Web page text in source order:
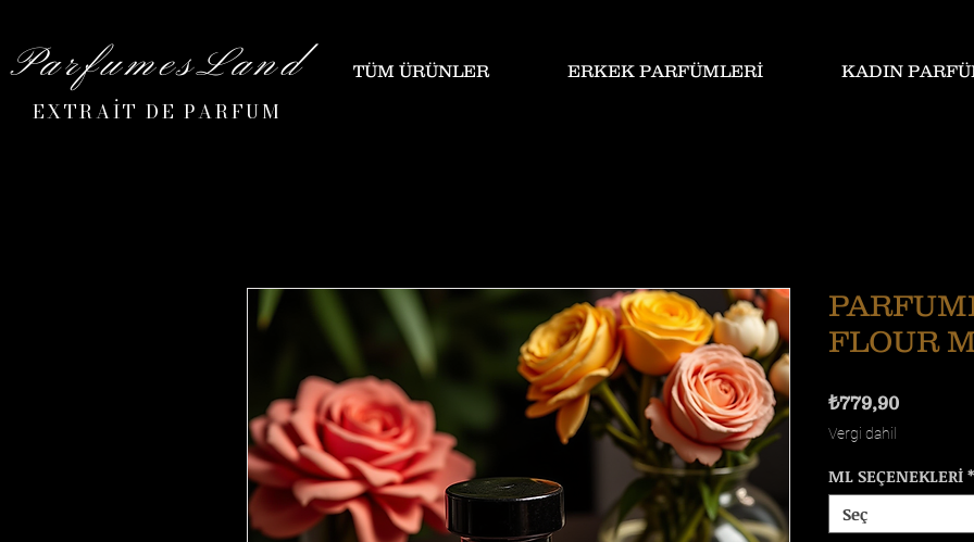
TÜM ÜRÜNLER ERKEK PARFÜMLERİ KADIN
ParfumesLand
EXTRAİT DE PARFUM
FLOUR
₺779,90Fiyat
Vergi dahil
ML SEÇENEKLERİ *
Seç